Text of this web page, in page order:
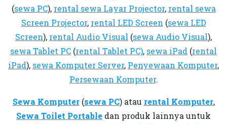
(sewa PC), rental sewa Layar Projector, rental sewa
Screen Projector, rental LED Screen (sewa LED
Screen), rental Audio Visual (sewa Audio Visual),
sewa Tablet PC (rental Tablet PC), sewa iPad (rental
iPad), sewa Komputer Server, Penyewaan Komputer,
Persewaan Komputer.
Sewa Komputer(sewa PC) atau rental Komputer,
Sewa Toilet Portable dan produk lainnya untuk